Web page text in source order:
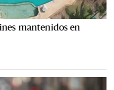
mantenidos en